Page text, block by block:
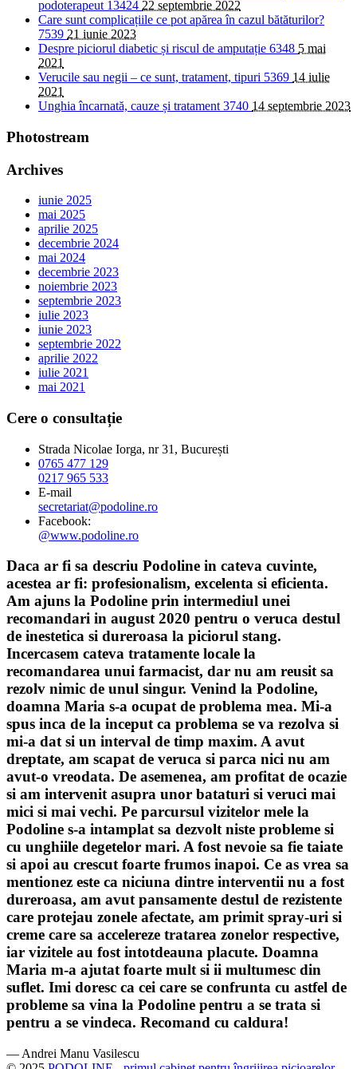
podoterapeut 13424 22 septembrie 2022
Care sunt complicațiile ce pot apărea în cazul bătăturilor?
7539 21 iunie 2023
Despre piciorul diabetic și riscul de amputație 6348 5 mai
2021
Verucile sau negii – ce sunt, tratament, tipuri 5369 14 iulie
2021
Unghia încarnată, cauze și tratament 3740 14 septembrie 2023
Photostream
Archives
iunie 2025
mai 2025
aprilie 2025
decembrie 2024
mai 2024
decembrie 2023
noiembrie 2023
septembrie 2023
iulie 2023
iunie 2023
septembrie 2022
aprilie 2022
iulie 2021
mai 2021
Cere o consultație
Strada Nicolae Iorga, nr 31, București
0765 477 129
0217 965 533
E-mail
secretariat@podoline.ro
Facebook:
@www.podoline.ro
Daca ar fi sa descriu Podoline in cateva cuvinte,
acestea ar fi: profesionalism, excelenta si eficienta.
Am ajuns la Podoline prin intermediul unei
recomandari in august 2020 pentru o veruca destul
de inestetica si dureroasa la piciorul stang.
Incercasem cateva tratamente locale la
recomandarea unui farmacist, dar nu am reusit sa
rezolv nimic de unul singur. Venind la Podoline,
doamna Maria s-a ocupat de problema mea. Mi-a
spus inca de la inceput ca problema se va rezolva si
mi-a dat si un interval de timp maxim. A avut
dreptate, am scapat de veruca si parca nici nu am
avut-o vreodata. De asemenea, am profitat de ocazie
si am intervenit asupra unor bataturi si veruci mai
mici si mai vechi. Pe parcursul vizitelor mele la
Podoline s-a intamplat sa dezvolt niste probleme si
cu unghiile degetelor mari. A fost nevoie sa fie taiate
si apoi au crescut foarte frumos inapoi. Ce as vrea sa
mentionez este ca niciuna dintre interventii nu a fost
dureroasa, am avut pansamente destul de rezistente
care protejau zonele afectate, am primit spray-uri si
creme care sa accelereze tratarea zonelor respective,
iar vizitele au fost intotdeauna placute. Doamna
Maria m-a ajutat foarte mult si ii multumesc din
suflet. Imi doresc ca cei care se confrunta cu astfel de
probleme sa vina la Podoline pentru a se trata si
pentru a se vindeca. Recomand cu caldura!
— Andrei Manu Vasilescu